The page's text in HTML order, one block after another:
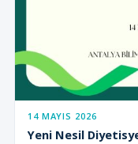
14 MAYIS 2026
Yeni Nesil